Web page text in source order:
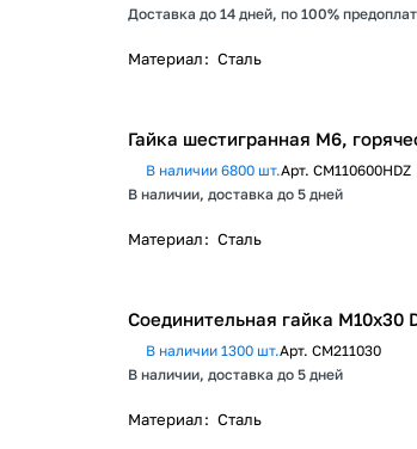
Доставка до 14 дней, по 100%
Материал: Сталь
Гайка шестигранная М6,
В наличии 6800 шт.Арт. CM110600HDZ
В наличии, доставка до 5 дней
Материал: Сталь
Соединительная гайка М10х30
В наличии 1300 шт.Арт. CM211030
В наличии, доставка до 5 дней
Материал: Сталь